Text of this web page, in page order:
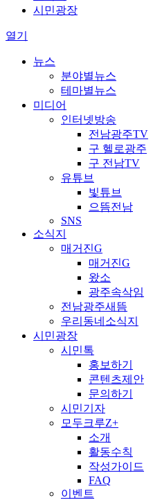
시민광장
열기
뉴스
분야별뉴스
테마별뉴스
미디어
인터넷방송
전남광주TV
구 헬로광주
구 전남TV
유튜브
빛튜브
으뜸전남
SNS
소식지
매거진G
매거진G
왔소
광주속삭임
전남광주새뜸
우리동네소식지
시민광장
시민톡
홍보하기
콘텐츠제안
문의하기
시민기자
모두크루Z+
소개
활동수칙
작성가이드
FAQ
이벤트